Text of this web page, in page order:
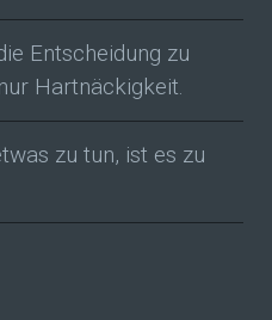
Entscheidung zu
Hartnäckigkeit.
zu tun, ist es zu